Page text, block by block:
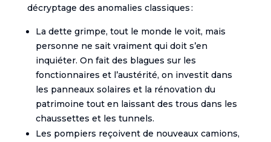
décryptage des anomalies classiques :
La dette grimpe, tout le monde le voit, mais
personne ne sait vraiment qui doit s’en
inquiéter. On fait des blagues sur les
fonctionnaires et l’austérité, on investit dans
les panneaux solaires et la rénovation du
patrimoine tout en laissant des trous dans les
chaussettes et les tunnels.
Les pompiers reçoivent de nouveaux camions,